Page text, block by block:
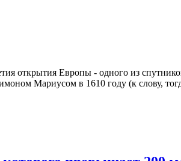
открытия Европы - одного из
Мариусом в 1610 году (к слову,